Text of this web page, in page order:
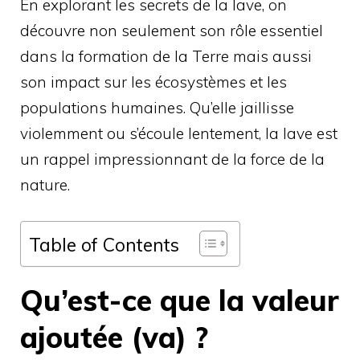
En explorant les secrets de la lave, on
découvre non seulement son rôle essentiel
dans la formation de la Terre mais aussi
son impact sur les écosystèmes et les
populations humaines. Qu’elle jaillisse
violemment ou s’écoule lentement, la lave est
un rappel impressionnant de la force de la
nature.
Table of Contents
Qu’est-ce que la valeur
ajoutée (va) ?